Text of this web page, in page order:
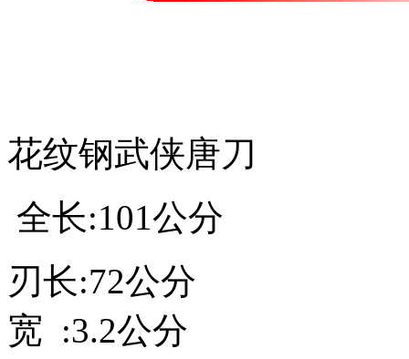
花纹钢武侠唐刀
全长:101公分
刃长:72公分
宽 :3.2公分